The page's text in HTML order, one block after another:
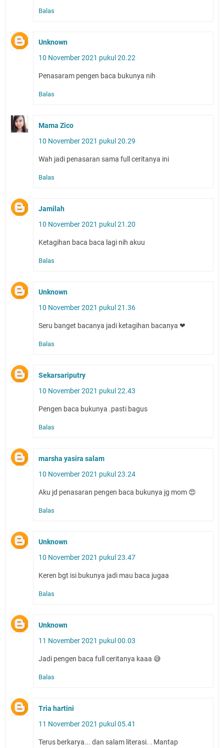
Balas
Unknown
10 November 2021 pukul 20.22
Penasaram pengen baca bukunya nih
Balas
Mama Zico
10 November 2021 pukul 20.29
Wah jadi penasaran sama full ceritanya ini
Balas
Jamilah
10 November 2021 pukul 21.20
Ketagihan baca baca lagi nih akuu
Balas
Unknown
10 November 2021 pukul 21.36
Seru banget bacanya jadi ketagihan bacanya ❤
Balas
Sekarsariputry
10 November 2021 pukul 22.43
Pengen baca bukunya .pasti bagus
Balas
marsha yasira salam
10 November 2021 pukul 23.24
Aku jd penasaran pengen baca bukunya jg mom 😍
Balas
Unknown
10 November 2021 pukul 23.47
Keren bgt isi bukunya jadi mau baca jugaa
Balas
Unknown
11 November 2021 pukul 00.03
Jadi pengen baca full ceritanya kaaa 😅
Balas
Tria hartini
11 November 2021 pukul 05.41
Terus berkarya... dan salam literasi. . Mantap